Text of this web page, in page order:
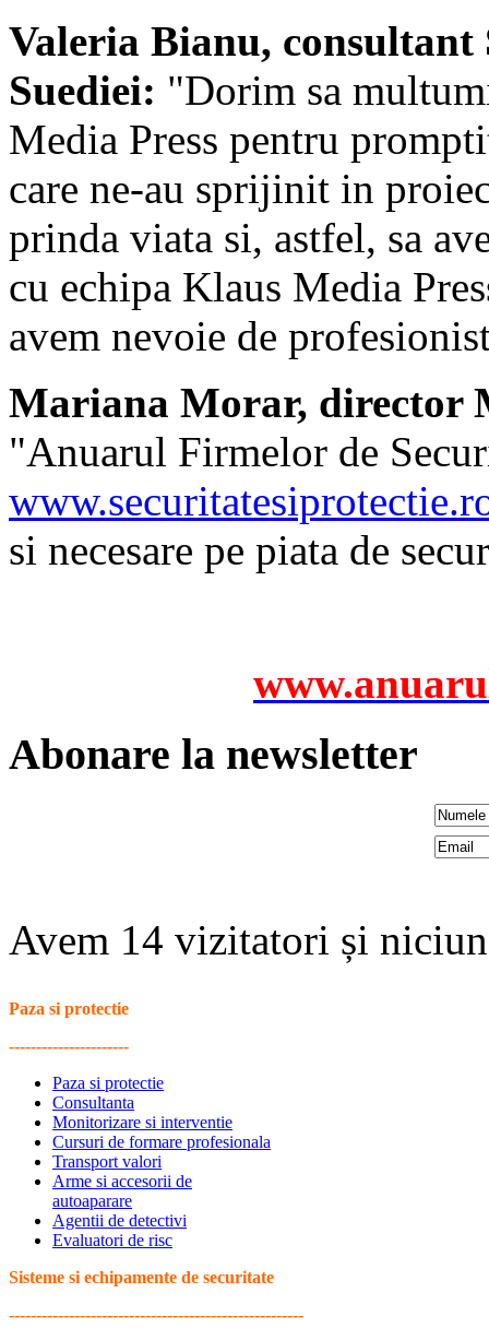
Valeria Bianu, consultant
Suediei: "Dorim sa
Media Press pentru
care ne-au sprijinit in
prinda viata si, astfel, sa
cu echipa Klaus Media
avem nevoie de
Mariana Morar, director
"Anuarul Firmelor de
si necesare pe piata de
Abonare la newsletter
Avem 14 vizitatori și
Paza si protectie
----------------------
Paza si protectie
Consultanta
Monitorizare si interventie
Cursuri de formare profesionala
Transport valori
Arme si accesorii de
autoaparare
Agentii de detectivi
Evaluatori de risc
Sisteme si echipamente de securitate
------------------------------------------------------